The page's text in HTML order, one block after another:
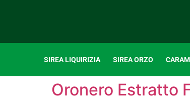
SIREA LIQUIRIZIA SIREA ORZO
Oronero Estratto